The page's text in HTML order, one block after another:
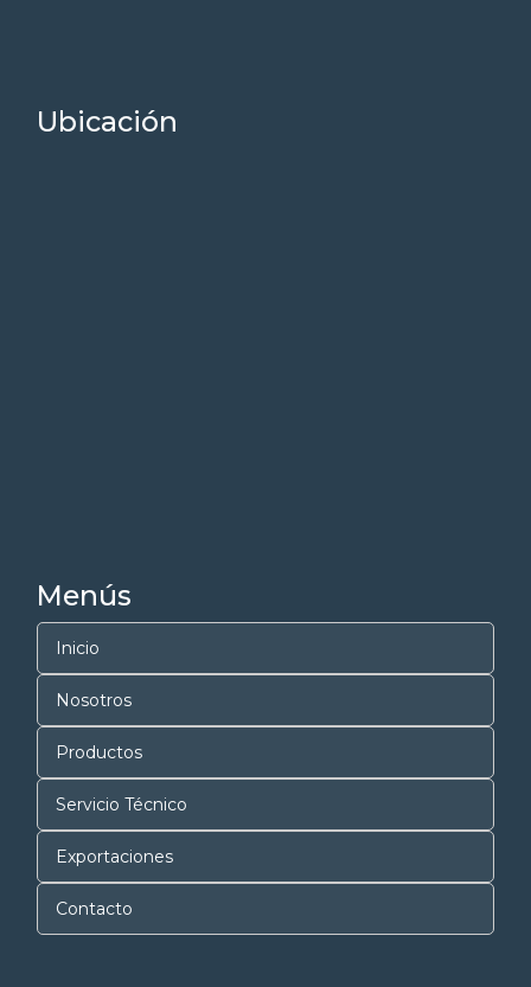
Ubicación
Menús
Inicio
Nosotros
Productos
Servicio Técnico
Exportaciones
Contacto